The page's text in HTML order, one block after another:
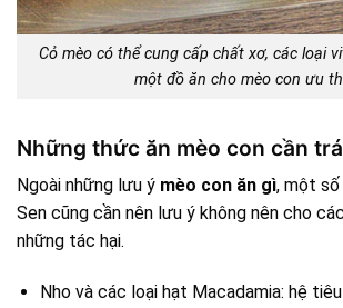
Cỏ mèo có thể cung cấp chất xơ, các loại
một đồ ăn cho mèo con ưu
Những thức ăn mèo con cần
Ngoài những lưu ý mèo con ăn gì, một
Sen cũng cần nên lưu ý không nên cho
những tác hại.
Nho và các loại hạt Macadamia: hệ